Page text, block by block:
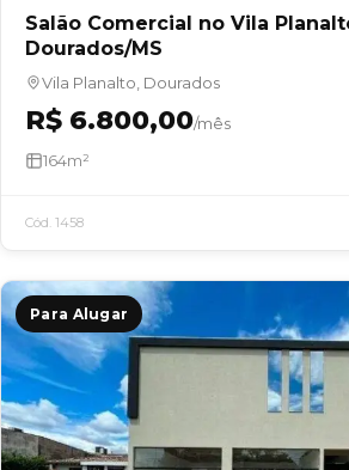
Salão Comercial no Vila
Dourados/MS
Vila Planalto, Dourados
R$ 6.800,00/mês
164m²
Cód. 1458
Para Alugar